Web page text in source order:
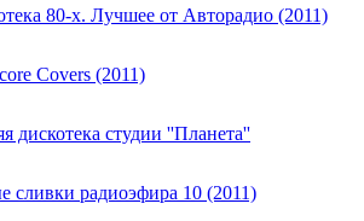
80-х. Лучшее от Авторадио (2011)
Covers (2011)
дискотека студии ''Планета''
сливки радиоэфира 10 (2011)